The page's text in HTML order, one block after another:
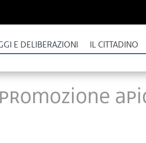
E DELIBERAZIONI IL CITTADINO